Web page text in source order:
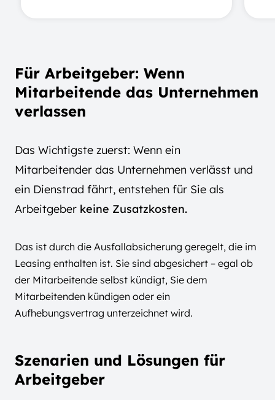
Für Arbeitgeber: Wenn
Mitarbeitende das Unternehmen
verlassen
Das Wichtigste zuerst: Wenn ein
Mitarbeitender das Unternehmen verlässt und
ein Dienstrad fährt, entstehen für Sie als
Arbeitgeber keine Zusatzkosten.
Das ist durch die Ausfallabsicherung geregelt, die im
Leasing enthalten ist. Sie sind abgesichert – egal ob
der Mitarbeitende selbst kündigt, Sie dem
Mitarbeitenden kündigen oder ein
Aufhebungsvertrag unterzeichnet wird.
Szenarien und Lösungen für
Arbeitgeber